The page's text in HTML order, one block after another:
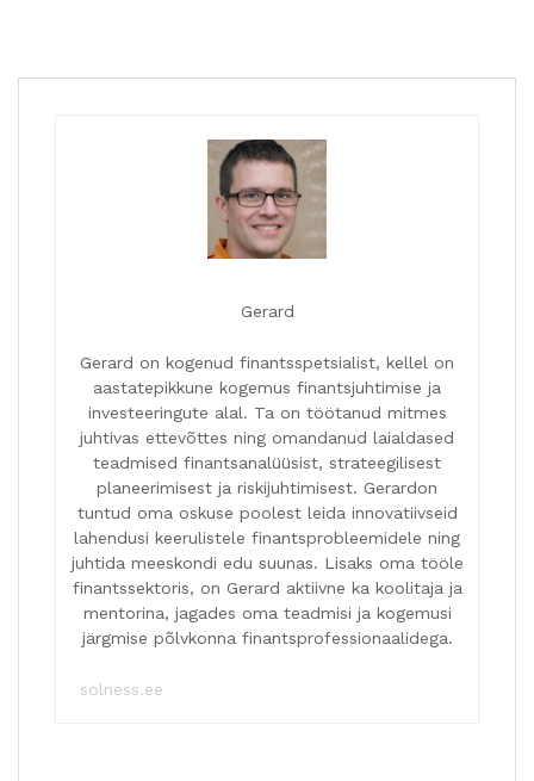
Gerard
Gerard on kogenud finantsspetsialist, kellel on
aastatepikkune kogemus finantsjuhtimise ja
investeeringute alal. Ta on töötanud mitmes
juhtivas ettevõttes ning omandanud laialdased
teadmised finantsanalüüsist, strateegilisest
planeerimisest ja riskijuhtimisest. Gerardon
tuntud oma oskuse poolest leida innovatiivseid
lahendusi keerulistele finantsprobleemidele ning
juhtida meeskondi edu suunas. Lisaks oma tööle
finantssektoris, on Gerard aktiivne ka koolitaja ja
mentorina, jagades oma teadmisi ja kogemusi
järgmise põlvkonna finantsprofessionaalidega.
solness.ee